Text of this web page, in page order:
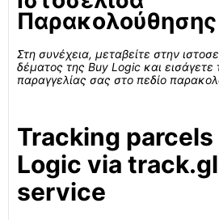
Παρακολούθησης
Στη συνέχεια, μεταβείτε στην
δέματος της Buy Logic και εισάγετε
παραγγελίας σας στο πεδίο
Tracking
Logic via
service